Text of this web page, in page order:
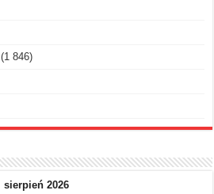
(1 846)
sierpień 2026